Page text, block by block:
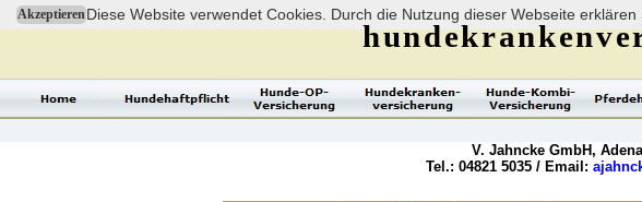
AkzeptierenDiese Website verwendet Cookies. Durch die Nutzung dieser Webseite
V. Jahncke GmbH,
Tel.: 04821 5035 / Email: